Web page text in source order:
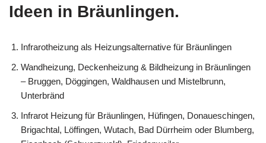
Ideen in Bräunlingen.
Infrarotheizung als Heizungsalternative für Bräunlingen
Wandheizung, Deckenheizung & Bildheizung in Bräunlingen
– Bruggen, Döggingen, Waldhausen und Mistelbrunn,
Unterbränd
Infrarot Heizung für Bräunlingen, Hüfingen, Donaueschingen,
Brigachtal, Löffingen, Wutach, Bad Dürrheim oder Blumberg,